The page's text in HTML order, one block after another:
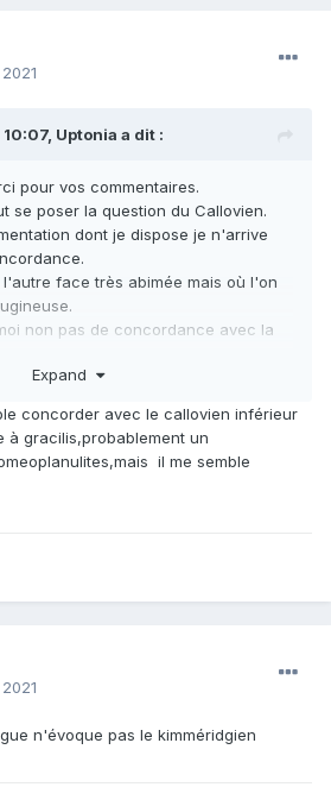
Uptonia a dit :
pour vos commentaires.
se poser la question du Callovien.
dont je dispose je n'arrive
face très abimée mais où l'on
non pas de concordance avec la
Expand
concorder avec le callovien inférieur
à gracilis,probablement un
il me semble
n'évoque pas le kimméridgien